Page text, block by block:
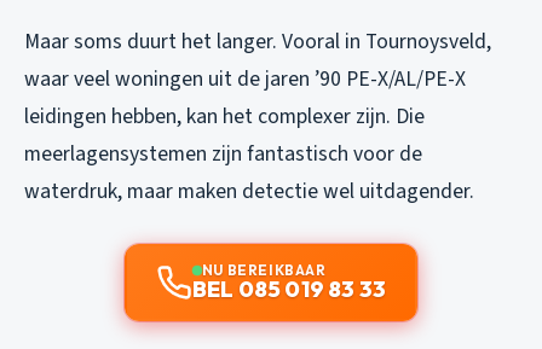
Maar soms duurt het langer. Vooral in Tournoysveld,
waar veel woningen uit de jaren ’90 PE-X/AL/PE-X
leidingen hebben, kan het complexer zijn. Die
meerlagensystemen zijn fantastisch voor de
waterdruk, maar maken detectie wel uitdagender.
NU BEREIKBAAR
BEL 085 019 83 33